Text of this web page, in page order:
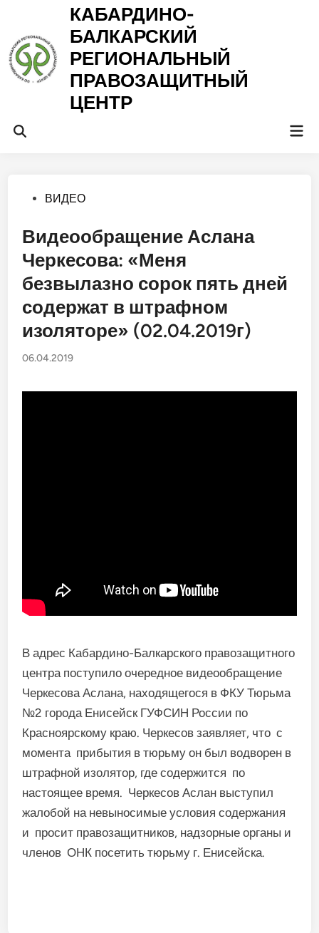
содержимому
КАБАРДИНО-
БАЛКАРСКИЙ
РЕГИОНАЛЬНЫЙ
ПРАВОЗАЩИТНЫЙ
ЦЕНТР
Открыть
Опубликовано
ВИДЕО
Видеообращение Аслана
Черкесова: «Меня
безвылазно сорок пять дней
содержат в штрафном
изоляторе» (02.04.2019г)
06.04.2019
В адрес Кабардино-Балкарского правозащитного
центра поступило очередное видеообращение
Черкесова Аслана, находящегося в ФКУ Тюрьма
№2 города Енисейск ГУФСИН России по
Красноярскому краю. Черкесов заявляет, что с
момента прибытия в тюрьму он был водворен в
штрафной изолятор, где содержится по
настоящее время. Черкесов Аслан выступил
жалобой на невыносимые условия содержания
и просит правозащитников, надзорные органы и
членов ОНК посетить тюрьму г. Енисейска.